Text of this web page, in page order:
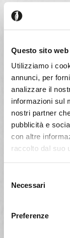
Questo sito
Utilizziamo i
annunci, per
analizzare il
informazioni sul
nostri partner
pubblicità e
con altre
raccolto dal suo
delNecessari
Preferenze
Es
Möchten Sie zur